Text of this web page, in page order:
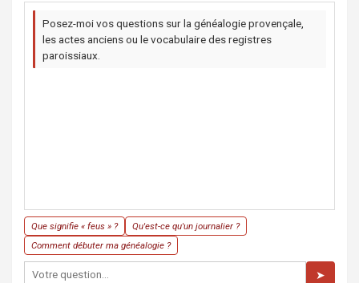
Posez-moi vos questions sur la généalogie provençale,
les actes anciens ou le vocabulaire des registres
paroissiaux.
Que signifie « feus » ?
Qu'est-ce qu'un journalier ?
Comment débuter ma généalogie ?
➤